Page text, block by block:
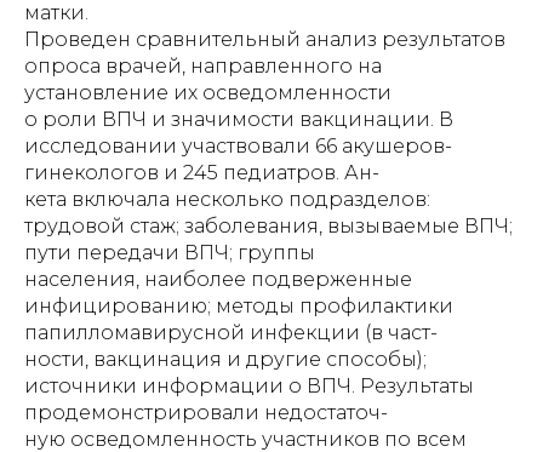
матки.
Проведен сравнительный анализ результатов
опроса врачей, направленного на
установление их осведомленности
о роли ВПЧ и значимости вакцинации. В
исследовании участвовали 66 акушеров-
гинекологов и 245 педиатров. Ан-
кета включала несколько подразделов:
трудовой стаж; заболевания, вызываемые ВПЧ;
пути передачи ВПЧ; группы
населения, наиболее подверженные
инфицированию; методы профилактики
папилломавирусной инфекции (в част-
ности, вакцинация и другие способы);
источники информации о ВПЧ. Результаты
продемонстрировали недостаточ-
ную осведомленность участников по всем